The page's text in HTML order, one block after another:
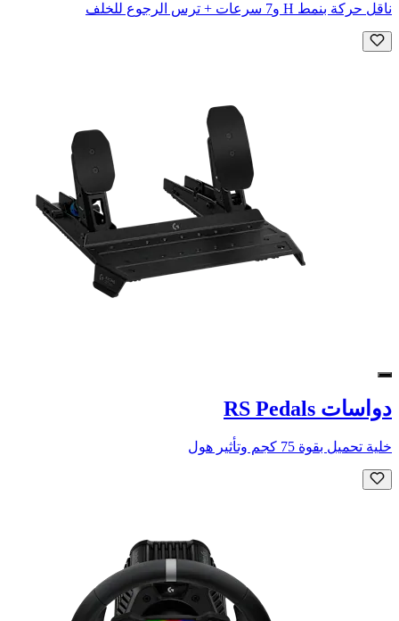
ناقل حركة بنمط H و7 سرعات + ترس الرجوع للخلف
دواسات RS Pedals
خلية تحميل بقوة 75 كجم وتأثير هول